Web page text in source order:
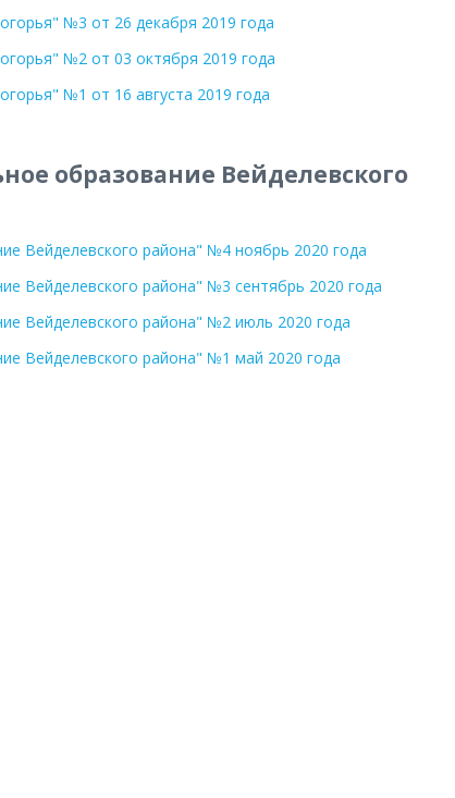
№3 от 26 декабря 2019 года
№2 от 03 октября 2019 года
№1 от 16 августа 2019 года
образование Вейделевского
Вейделевского района" №4 ноябрь 2020 года
Вейделевского района" №3 сентябрь 2020 года
Вейделевского района" №2 июль 2020 года
Вейделевского района" №1 май 2020 года